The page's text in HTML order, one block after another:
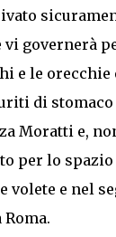
governerà
e le
di stomaco
Moratti e,
per lo spazio
e nel